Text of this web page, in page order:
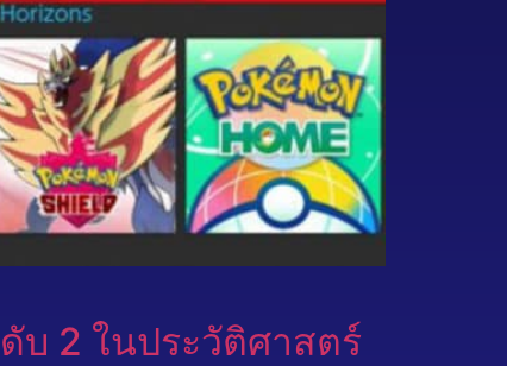
บ 2 ในประวัติศาสตร์